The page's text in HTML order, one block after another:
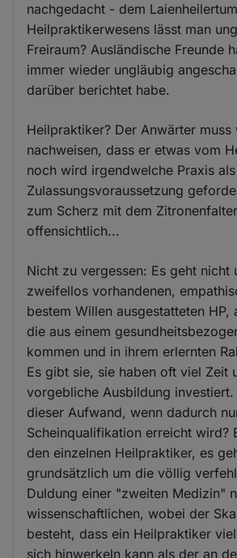
nachgedacht - dem
Heilpraktikerwesens lässt man
Freiraum? Ausländische Freunde
immer wieder ungläubig
darüber berichtet habe.
Heilpraktiker? Der Anwärter muss
nachweisen, dass er etwas vom
noch wird irgendwelche Praxis als
Zulassungsvoraussetzung
zum Scherz mit dem
offensichtlich...
Nicht zu vergessen: Es geht nicht
zweifellos vorhandenen,
bestem Willen ausgestatteten HP,
die aus einem
kommen und in ihrem erlernten
Es gibt sie, sie haben oft viel Zeit
vorgebliche Ausbildung
dieser Aufwand, wenn dadurch
Scheinqualifikation erreicht wird?
den einzelnen Heilpraktiker, es
grundsätzlich um die völlig
Duldung einer "zweiten Medizin"
wissenschaftlichen, wobei der
besteht, dass ein Heilpraktiker
sich hinwerkeln kann als der an